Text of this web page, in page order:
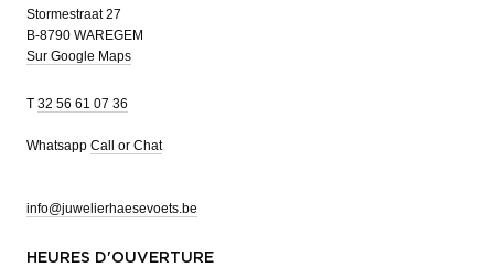
Stormestraat 27
B-8790 WAREGEM
Sur Google Maps
T 32 56 61 07 36
Whatsapp Call or Chat
info@juwelierhaesevoets.be
HEURES D'OUVERTURE